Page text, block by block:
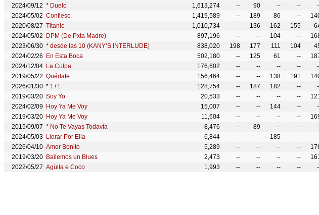
2024/09/12 * Duelo 1,613,274 -- 90 -- --
2024/05/02 Confieso 1,419,589 -- 189 86 --
2020/08/27 Titanic 1,010,734 -- 136 162 155
2024/05/02
DPM (De Pxta Madre) 897,196 -- -- 104 --
2023/06/30 * desde las 10 (KANY’S INTERLUDE) 838,020 198 177 111 104
2024/02/26
En Esta Boca 502,180 -- 125 61 --
2024/12/04 La Culpa 176,602 -- -- -- --
2019/05/22 Quédate 156,464 -- -- 138 191
2026/01/30 * 1+1 128,754 -- 187 182 --
2019/03/20 Soy Yo 20,533 -- -- -- --
2024/02/09
Hoy Ya Me Voy 15,007 -- -- 144 --
2019/03/20 Hoy Ya Me Voy 11,604 -- -- -- --
2015/09/07 * No Te Vayas Todavía 8,476 -- 89 -- --
2024/05/03 Llorar Por Ella 6,844 -- -- 185 --
2026/04/10 Amor Bonito 5,289 -- -- -- --
2019/03/20 Bailemos un Blues 2,473 -- -- -- --
2022/05/27 Agüita e Coco 1,993 -- -- -- --